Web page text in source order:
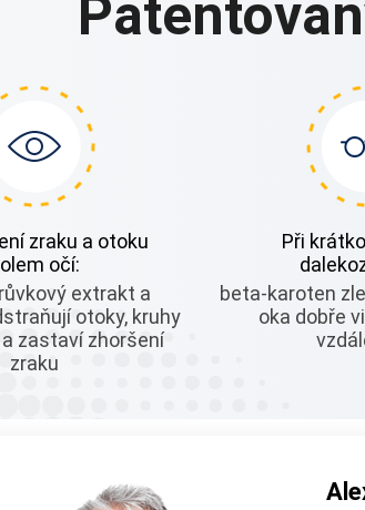
zraku a otoku
očí:
extrakt a
otoky, kruhy
zastaví zhoršení
zraku
Při
beta-karoten
oka dobře